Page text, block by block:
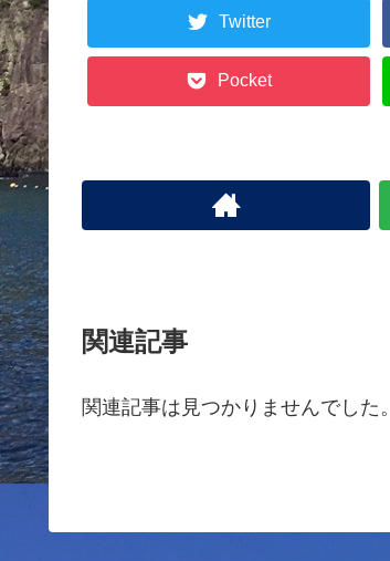
Twitter
Pocket
関連記事
関連記事は見つかりませんでした。